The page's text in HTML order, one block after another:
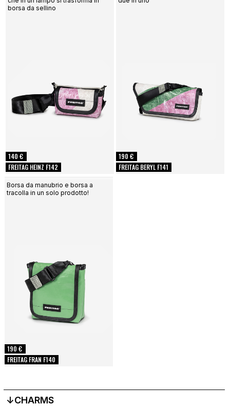
PORTACHIAVI
FREITAG HEINZ F142
140 €
borsa da sellino
FREITAG BERYL F141
190 €
FREITAG FRAN F140
190 €
Borsa da manubrio e borsa a
tracolla in un solo prodotto!
↓CHARMS